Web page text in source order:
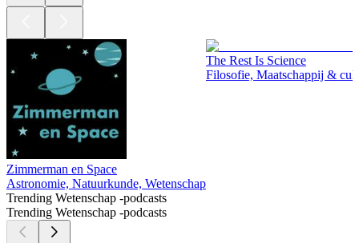
Zimmerman en Space
Astronomie, Natuurkunde, Wetenschap
The Rest Is Science
Filosofie, Maatschappij &
Trending Wetenschap -podcasts
Trending Wetenschap -podcasts